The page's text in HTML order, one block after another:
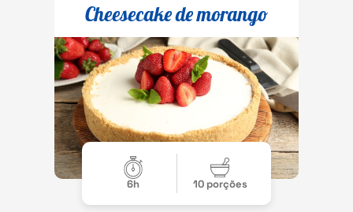
Cheesecake de morango
6h 10 porções